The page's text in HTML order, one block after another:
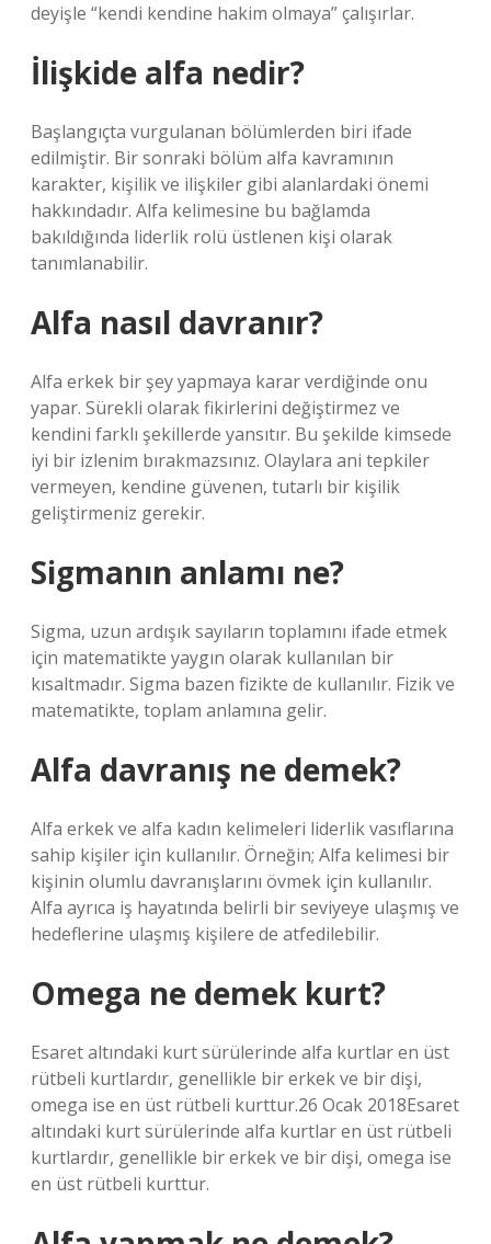
deyişle “kendi kendine hakim olmaya” çalışırlar.
İlişkide alfa nedir?
Başlangıçta vurgulanan bölümlerden biri ifade
edilmiştir. Bir sonraki bölüm alfa kavramının
karakter, kişilik ve ilişkiler gibi alanlardaki önemi
hakkındadır. Alfa kelimesine bu bağlamda
bakıldığında liderlik rolü üstlenen kişi olarak
tanımlanabilir.
Alfa nasıl davranır?
Alfa erkek bir şey yapmaya karar verdiğinde onu
yapar. Sürekli olarak fikirlerini değiştirmez ve
kendini farklı şekillerde yansıtır. Bu şekilde kimsede
iyi bir izlenim bırakmazsınız. Olaylara ani tepkiler
vermeyen, kendine güvenen, tutarlı bir kişilik
geliştirmeniz gerekir.
Sigmanın anlamı ne?
Sigma, uzun ardışık sayıların toplamını ifade etmek
için matematikte yaygın olarak kullanılan bir
kısaltmadır. Sigma bazen fizikte de kullanılır. Fizik ve
matematikte, toplam anlamına gelir.
Alfa davranış ne demek?
Alfa erkek ve alfa kadın kelimeleri liderlik vasıflarına
sahip kişiler için kullanılır. Örneğin; Alfa kelimesi bir
kişinin olumlu davranışlarını övmek için kullanılır.
Alfa ayrıca iş hayatında belirli bir seviyeye ulaşmış ve
hedeflerine ulaşmış kişilere de atfedilebilir.
Omega ne demek kurt?
Esaret altındaki kurt sürülerinde alfa kurtlar en üst
rütbeli kurtlardır, genellikle bir erkek ve bir dişi,
omega ise en üst rütbeli kurttur.26 Ocak 2018Esaret
altındaki kurt sürülerinde alfa kurtlar en üst rütbeli
kurtlardır, genellikle bir erkek ve bir dişi, omega ise
en üst rütbeli kurttur.